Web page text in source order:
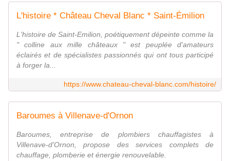
L'histoire * Château Cheval Blanc * Saint-Émilion
L'histoire de Saint-Emilion, poétiquement dépeinte comme la
" colline aux mille châteaux " est peuplée d'amateurs
éclairés et de spécialistes passionnés qui ont tous participé
à forger la...
https://www.chateau-cheval-blanc.com/histoire/
Baroumes à Villenave-d'Ornon
Baroumes, entreprise de plombiers chauffagistes à
Villenave-d'Ornon, propose des services complets de
chauffage, plomberie et énergie renouvelable.